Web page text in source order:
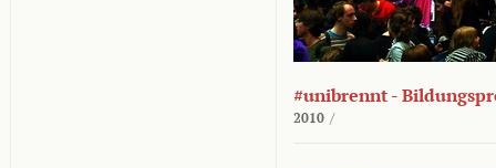
#unibrennt -
2010 /